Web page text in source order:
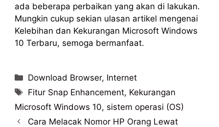
ada beberapa perbaikan yang akan di lakukan.
Mungkin cukup sekian ulasan artikel mengenai
Kelebihan dan Kekurangan Microsoft Windows
10 Terbaru, semoga bermanfaat.
Categories
Download Browser, Internet
Tags
Fitur Snap Enhancement, Kekurangan
Microsoft Windows 10, sistem operasi (OS)
Cara Melacak Nomor HP Orang Lewat